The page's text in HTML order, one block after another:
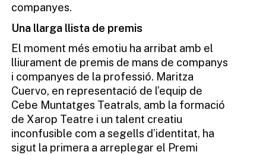
companyes.
Una llarga llista de premis
El moment més emotiu ha arribat amb el
lliurament de premis de mans de companys
i companyes de la professió. Maritza
Cuervo, en representació de l’equip de
Cebe Muntatges Teatrals, amb la formació
de Xarop Teatre i un talent creatiu
inconfusible com a segells d’identitat, ha
sigut la primera a arreplegar el Premi